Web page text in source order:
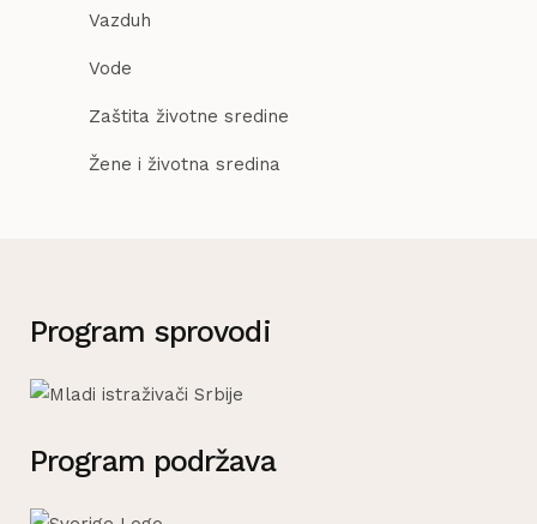
Vazduh
Vode
Zaštita životne sredine
Žene i životna sredina
Program sprovodi
Program podržava